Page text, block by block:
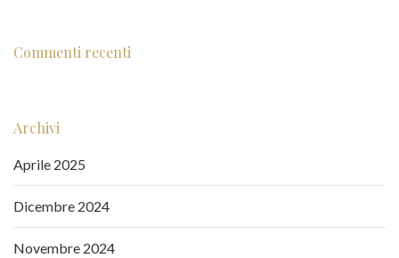
Commenti recenti
Archivi
Aprile 2025
Dicembre 2024
Novembre 2024